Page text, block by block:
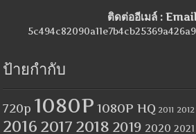
ติดต่ออีเมล์ :
ป้ายกำกับ
720p 1080P 1080P HQ 2011 2012
2016 2017 2018 2019 2020 2021